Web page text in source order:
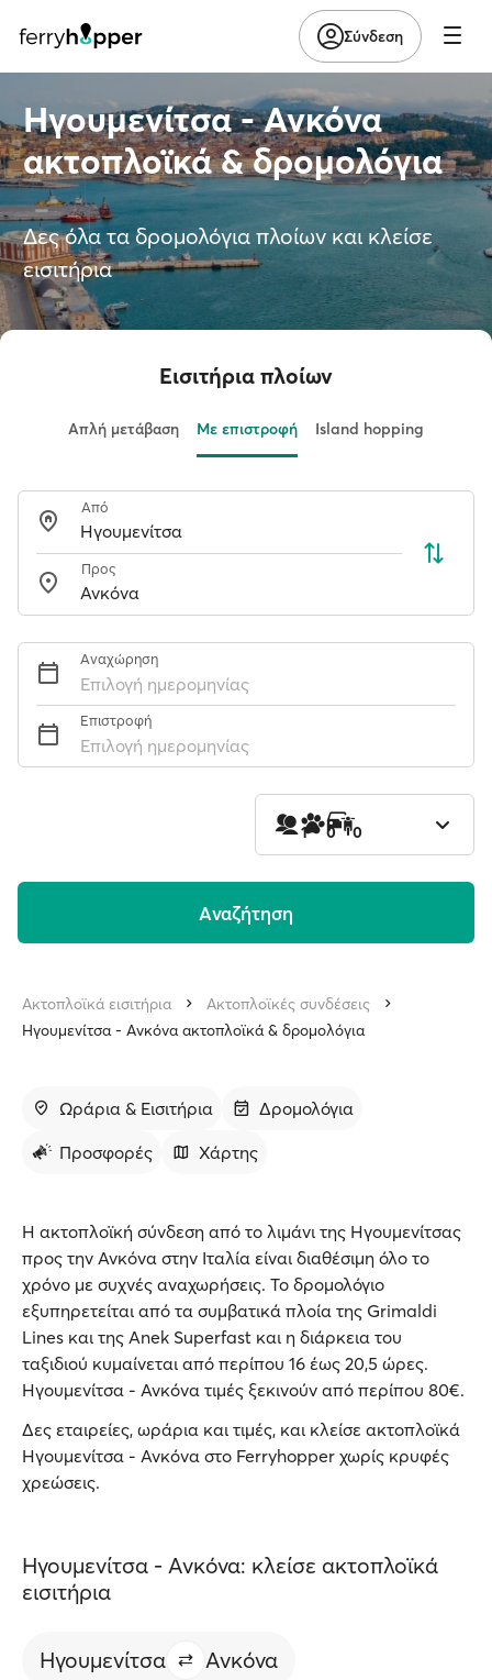
Σύνδεση
Ηγουμενίτσα - Ανκόνα
ακτοπλοϊκά & δρομολόγια
Δες όλα τα δρομολόγια πλοίων και κλείσε
εισιτήρια
Εισιτήρια πλοίων
Απλή μετάβαση Με επιστροφή Island hopping
Από
Προς
Αναχώρηση
Επιλογή ημερομηνίας
Επιστροφή
Επιλογή ημερομηνίας
1 0 0
Aναζήτηση
Ακτοπλοϊκά εισιτήρια
Ακτοπλοϊκές συνδέσεις
Ηγουμενίτσα - Ανκόνα ακτοπλοϊκά & δρομολόγια
Ωράρια & Εισιτήρια
Δρομολόγια
Προσφορές
Χάρτης
Η ακτοπλοϊκή σύνδεση από το λιμάνι της Ηγουμενίτσας
προς την Ανκόνα στην Ιταλία είναι διαθέσιμη όλο το
χρόνο με συχνές αναχωρήσεις. Το δρομολόγιο
εξυπηρετείται από τα συμβατικά πλοία της Grimaldi
Lines και της Anek Superfast και η διάρκεια του
ταξιδιού κυμαίνεται από περίπου 16 έως 20,5 ώρες.
Ηγουμενίτσα - Ανκόνα τιμές ξεκινούν από περίπου 80€.
Δες εταιρείες, ωράρια και τιμές, και κλείσε ακτοπλοϊκά
Ηγουμενίτσα - Ανκόνα στο Ferryhopper χωρίς κρυφές
χρεώσεις.
Ηγουμενίτσα - Ανκόνα: κλείσε ακτοπλοϊκά
εισιτήρια
Ηγουμενίτσα Ανκόνα